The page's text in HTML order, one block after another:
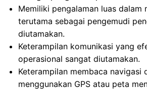
Memiliki pengalaman luas dalam
terutama sebagai pengemudi
diutamakan.
Keterampilan komunikasi yang
operasional sangat diutamakan.
Keterampilan membaca navigasi
menggunakan GPS atau peta